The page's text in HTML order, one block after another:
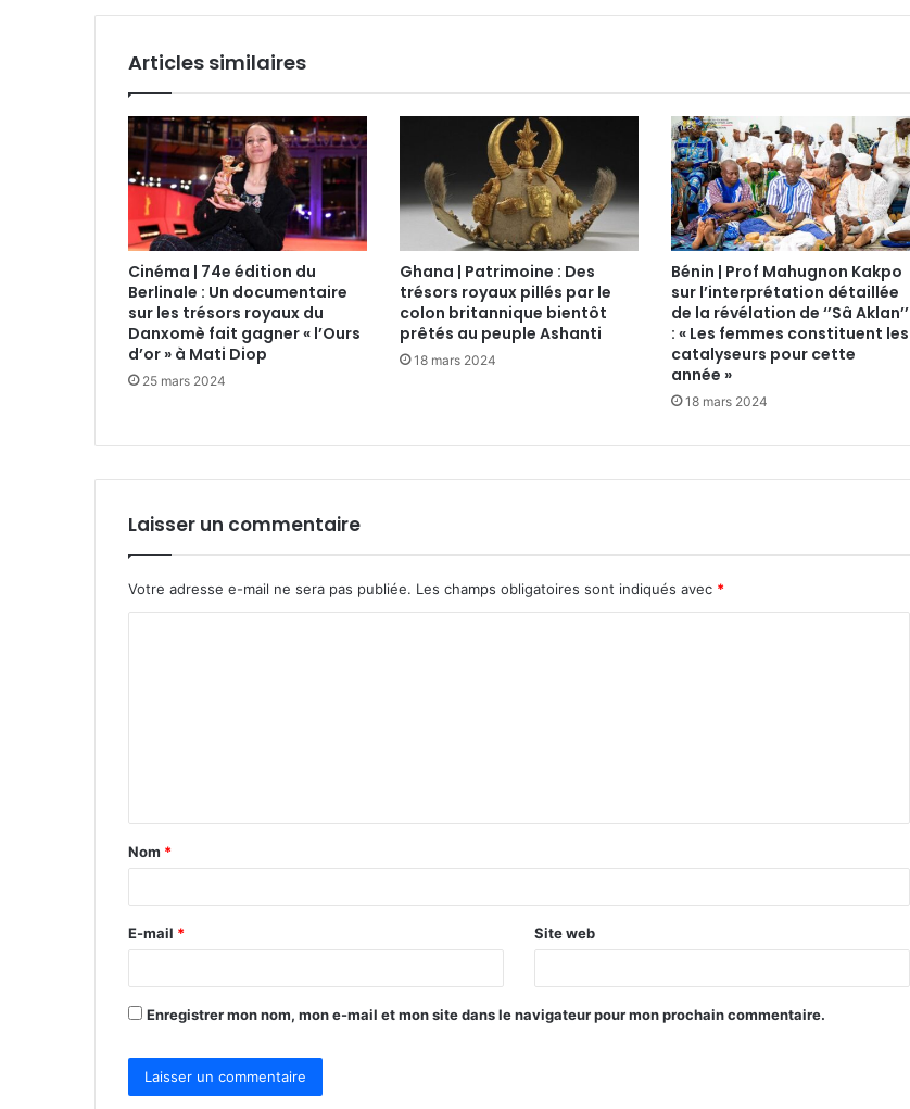
Articles similaires
Cinéma | 74e édition du
Berlinale : Un documentaire
sur les trésors royaux du
Danxomè fait gagner « l’Ours
d’or » à Mati Diop
25 mars 2024
Ghana | Patrimoine : Des
trésors royaux pillés par le
colon britannique bientôt
prêtés au peuple Ashanti
18 mars 2024
Bénin | Prof Mahugnon Kakpo
sur l’interprétation détaillée
de la révélation de ‘’Sâ Aklan’’
: « Les femmes constituent les
catalyseurs pour cette
année »
18 mars 2024
Laisser un commentaire
Votre adresse e-mail ne sera pas publiée. Les champs obligatoires sont indiqués avec *
t
a
e
*
Nom *
E-mail * Site web
Enregistrer mon nom, mon e-mail et mon site dans le navigateur pour mon prochain commentaire.